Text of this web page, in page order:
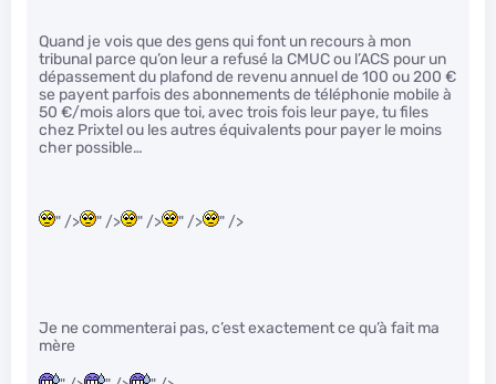
Quand je vois que des gens qui font un recours à mon
tribunal parce qu’on leur a refusé la CMUC ou l’ACS pour un
dépassement du plafond de revenu annuel de 100 ou 200 €
se payent parfois des abonnements de téléphonie mobile à
50 €/mois alors que toi, avec trois fois leur paye, tu files
chez Prixtel ou les autres équivalents pour payer le moins
cher possible…
" /> " /> " /> " /> " />
Je ne commenterai pas, c’est exactement ce qu’à fait ma
mère